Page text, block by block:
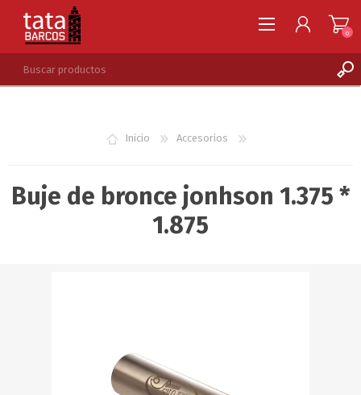
LISTA DE DESEOS
0
Inicio Accesorios
Buje de bronce jonhson 1.375 *
1.875